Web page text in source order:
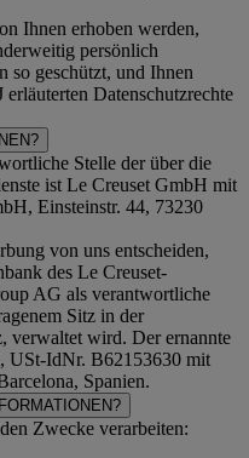
Ihnen erhoben werden,
persönlich
so geschützt, und Ihnen
erläuterten Datenschutzrechte
Stelle der über die
ist Le Creuset GmbH mit
Einsteinstr. 44, 73230
von uns entscheiden,
des Le Creuset-
AG als verantwortliche
Sitz in der
verwaltet wird. Der ernannte
USt-IdNr. B62153630 mit
Spanien.
Zwecke verarbeiten: